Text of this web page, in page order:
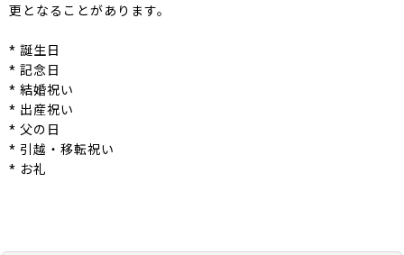
更となることがあります。
* 誕生日
* 記念日
* 結婚祝い
* 出産祝い
* 父の日
* 引越・移転祝い
* お礼